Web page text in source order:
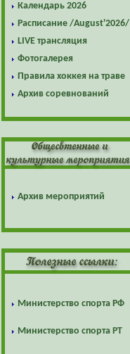
Календарь 2026
Расписание /August'2026/
LIVE трансляция
Фотогалерея
Правила хоккея на траве
Архив соревнований
Архив мероприятий
Министерство спорта РФ
Министерство спорта РТ